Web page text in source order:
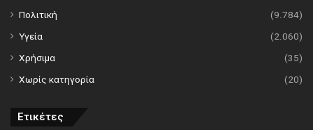
Πολιτική
(9.784)
Υγεία
(2.060)
Χρήσιμα
(35)
Χωρίς κατηγορία
(20)
Ετικέτες